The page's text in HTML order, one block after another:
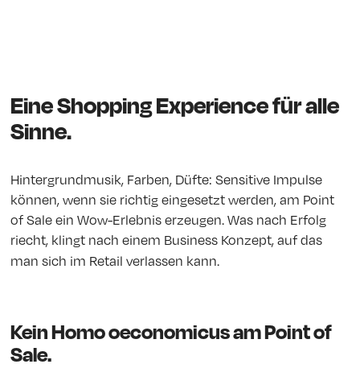
Eine Shopping Experience für alle
Sinne.
Hintergrundmusik, Farben, Düfte: Sensitive Impulse
können, wenn sie richtig eingesetzt werden, am Point
of Sale ein Wow-Erlebnis erzeugen. Was nach Erfolg
riecht, klingt nach einem Business Konzept, auf das
man sich im Retail verlassen kann.
Kein Homo oeconomicus am Point of
Sale.